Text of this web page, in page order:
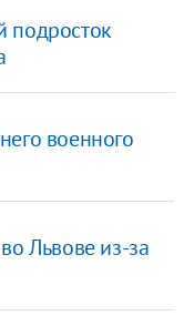
подросток
военного
Львове из-за